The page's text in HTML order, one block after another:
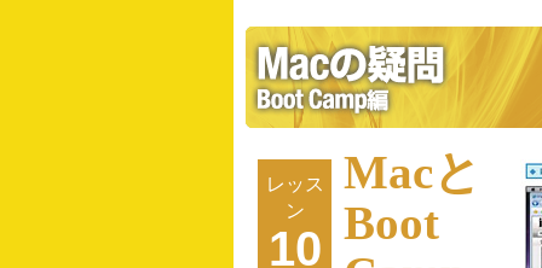
レッス
ン
10
Macと
Boot